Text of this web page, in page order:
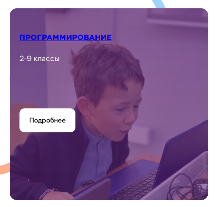
ПРОГРАММИРОВАНИЕ
2-9 классы
Подробнее